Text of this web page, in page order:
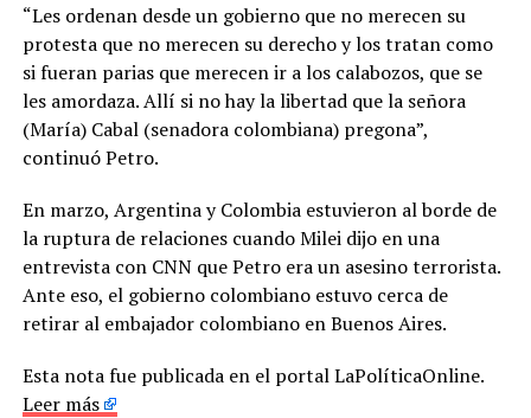
“Les ordenan desde un gobierno que no merecen su
protesta que no merecen su derecho y los tratan como
si fueran parias que merecen ir a los calabozos, que se
les amordaza. Allí si no hay la libertad que la señora
(María) Cabal (senadora colombiana) pregona”,
continuó Petro.
En marzo, Argentina y Colombia estuvieron al borde de
la ruptura de relaciones cuando Milei dijo en una
entrevista con CNN que Petro era un asesino terrorista.
Ante eso, el gobierno colombiano estuvo cerca de
retirar al embajador colombiano en Buenos Aires.
Esta nota fue publicada en el portal LaPolíticaOnline.
Leer más